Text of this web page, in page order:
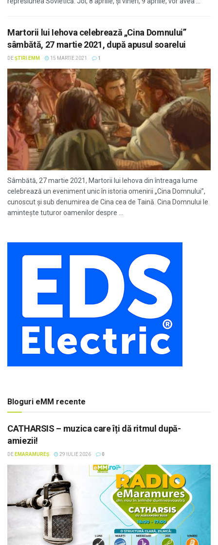
Martorii lui Iehova celebrează „Cina Domnului”
sâmbătă, 27 martie 2021, după apusul soarelui
DEȘTIRI EMM 15 MARTIE 2021 1
Sâmbătă, 27 martie 2021, Martorii lui Iehova din întreaga lume
celebrează un eveniment unic în istoria omenirii „Cina Domnului”,
cunoscut și sub denumirea de Cina cea de Taină. Cina Domnului le
amintește tuturor oamenilor despre ...
Bloguri eMM recente
CATHARSIS – muzica care îți dă ritmul după-
amiezii!
DE EMARAMUREȘ 29 IULIE 2026 0